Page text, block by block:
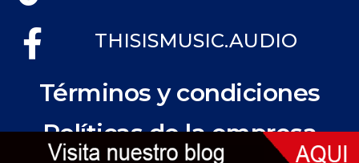
THISISMUSIC.AUDIO
Términos y condiciones
Políticas de la empresa